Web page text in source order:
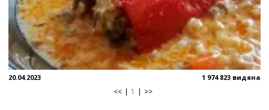
20.04.2023 1 974 823 видяна
<< 1 >>